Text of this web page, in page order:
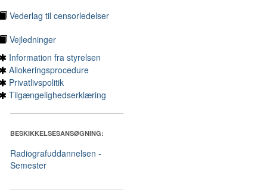
Vederlag til censorledelser
Vejledninger
Information fra styrelsen
Allokeringsprocedure
Privatlivspolitik
Tilgængelighedserklæring
BESKIKKELSESANSØGNING:
Radiografuddannelsen -
Semester